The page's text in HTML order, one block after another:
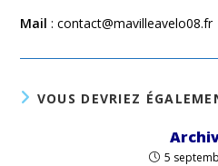
Mail: contact@mavilleavelo08.fr
VOUS DEVRIEZ
5